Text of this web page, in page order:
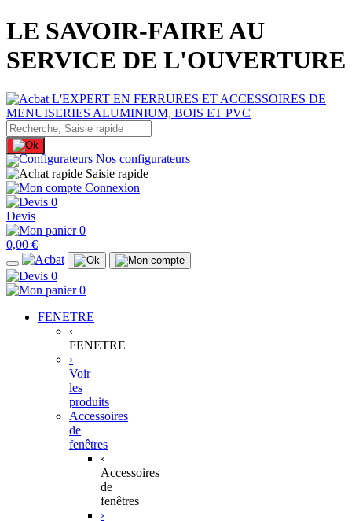
LE SAVOIR-FAIRE AU
SERVICE DE L'OUVERTURE
Nos configurateurs
Saisie rapide
Connexion
0
Devis
0
0,00 €
0
0
FENETRE
‹
FENETRE
›
Voir
les
produits
Accessoires
de
fenêtres
‹
Accessoires
de
fenêtres
›